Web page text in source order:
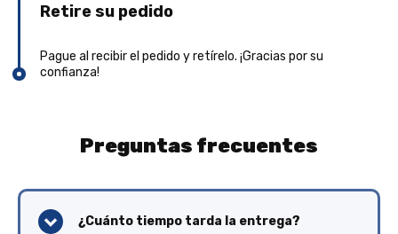
Retire su pedido
Pague al recibir el pedido y retírelo. ¡Gracias por su
confianza!
Preguntas frecuentes
¿Cuánto tiempo tarda la entrega?